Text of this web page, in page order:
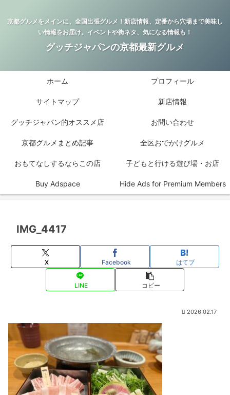
京都グルメをメインに、全国出張グルメ！新店情報、定番から穴場まで美味し
い情報をお届け。イベントや街ネタ、気になる情報も！
グッチジャパンの京都最新グルメ
ホーム プロフィール
サイトマップ 新店情報
グッチジャパン的オススメ店 お問い合わせ
京都グルメまとめ記事 全区おでかけグルメ
おもてなしするならこの店 子どもと行ける遊び場・お店
Buy Adspace Hide Ads for Premium Members
IMG_4417
X Facebook はてブ
LINE コピー
2026.02.17